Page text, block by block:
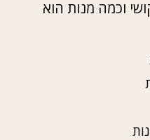
וכמה מנות הוא